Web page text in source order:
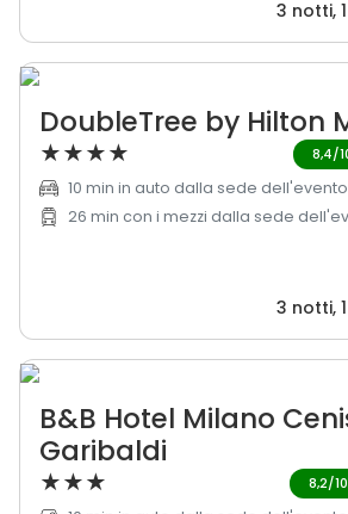
3 notti,
DoubleTree by Hilton
★★★★ 8,4/
10 min in auto dalla sede dell'evento
26 min con i mezzi dalla sede
3 notti,
B&B Hotel Milano
Garibaldi
★★★ 8,2/10